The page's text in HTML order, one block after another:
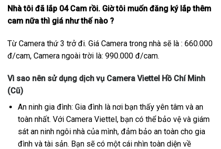
Nhà tôi đã lắp 04 Cam rồi. Giờ tôi muốn đăng ký lắp thêm
cam nữa thì giá như thế nào ?
Từ Camera thứ 3 trở đi. Giá Camera trong nhà sẽ là : 660.000
đ/cam, Camera ngoài trời là: 990.000 đ/cam.
Vì sao nên sử dụng dịch vụ Camera Viettel Hồ Chí Minh
(Cũ)
An ninh gia đình: Gia đình là nơi bạn thấy yên tâm và an
toàn nhất. Với Camera Viettel, bạn có thể bảo vệ và giám
sát an ninh ngôi nhà của mình, đảm bảo an toàn cho gia
đình và tài sản. Bạn sẽ có một cái nhìn toàn diện về